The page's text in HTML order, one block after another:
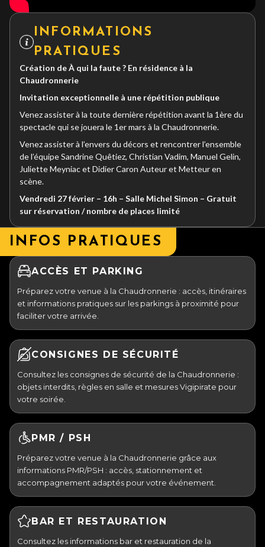
INFORMATIONS
PRATIQUES
Création de À qui la faute ? En résidence à la
Chaudronnerie
Invitation exceptionnelle à une répétition publique
Venez assister à la toute dernière répétition avant la 1ère du
spectacle qui se jouera le 1er mars à la Chaudronnerie.
Venez assister à l’envers du décors et rencontrer l’ensemble
de l’équipe Sandrine Quêtiez, Christian Vadim, Manuel Gelin,
Juliette Meyniac et Didier Caron Auteur et Metteur en
scène.
Vendredi 27 février – 16h – Salle Michel Simon – Gratuit
sur réservation / nombre de places limité
INFOS PRATIQUES
ACCÈS ET PARKING
Préparez votre venue à la Chaudronnerie : accès, itinéraires
et informations pratiques sur les parkings à proximité pour
faciliter votre arrivée.
CONSIGNES DE SÉCURITÉ
Consultez les consignes de sécurité de la Chaudronnerie :
objets interdits, règles en salle et mesures Vigipirate pour
votre soirée.
PMR / PSH
Préparez votre venue à la Chaudronnerie grâce aux
informations PMR/PSH : accès, stationnement et
accompagnement adaptés pour votre événement.
BAR ET RESTAURATION
Consultez les informations bar et restauration de la